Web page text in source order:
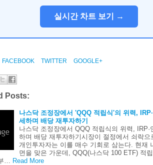
실시간 차트 보기 →
FACEBOOK TWITTER GOOGLE+
Posts:
나스닥 조정장에서 'QQQ 적립식'의 위력,
세하며 배당 재투자하기
나스닥 조정장에서 QQQ 적립식의 위력, IRP·
하며 배당 재투자하기시장이 절정에서 쇠락
개인투자자는 이를 매수 기회로 삼는다. 현재
면을 맞은 가운데, QQQ(나스닥 100 ETF) 적
…
Read More